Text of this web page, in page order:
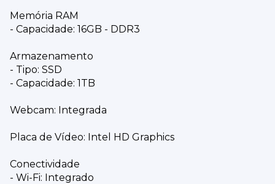
Memória RAM
- Capacidade: 16GB - DDR3
Armazenamento
- Tipo: SSD
- Capacidade: 1TB
Webcam: Integrada
Placa de Vídeo: Intel HD Graphics
Conectividade
- Wi-Fi: Integrado